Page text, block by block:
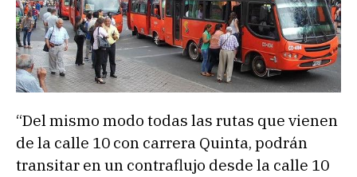
“Del mismo modo todas las rutas que vienen
de la calle 10 con carrera Quinta, podrán
transitar en un contraflujo desde la calle 10